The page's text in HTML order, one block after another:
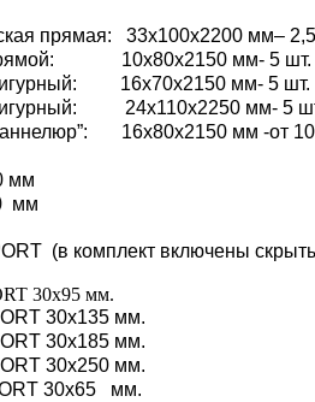
прямая: 33х100х2200 мм–
прямой: 10х80х2150 мм- 5 шт.
16х70х2150 мм- 5 шт.
24х110х2250 мм- 5
16х80х2150 мм -от
мм
мм
(в комплект включены
30х95 мм.
30х135 мм.
30х185 мм.
30х250 мм.
30х65 мм.